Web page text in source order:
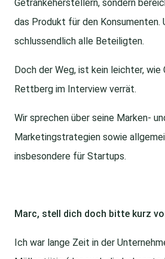
Getränkeherstellern, sondern
das Produkt für den Konsumenten.
schlussendlich alle Beteiligten.
Doch der Weg, ist kein leichter, wie
Rettberg im Interview verrät.
Wir sprechen über seine Marken-
Marketingstrategien sowie
insbesondere für Startups.
Marc, stell dich doch bitte kurz
Ich war lange Zeit in der